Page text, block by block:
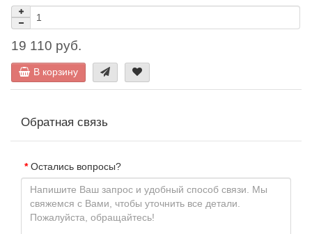
19 110 руб.
В корзину
Обратная связь
Остались вопросы?